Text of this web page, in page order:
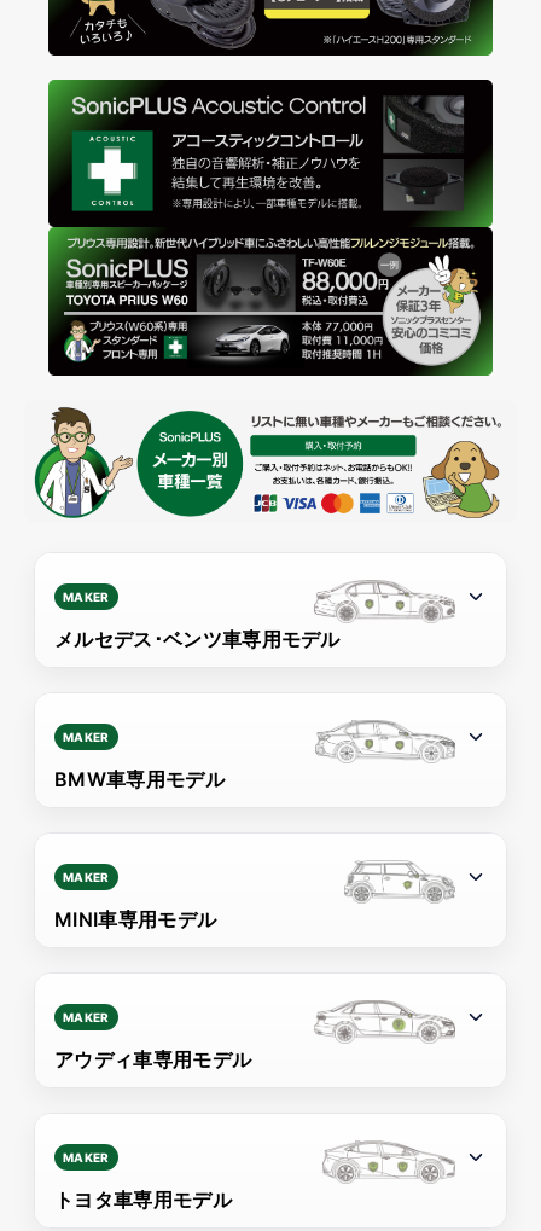
MAKER
メルセデス･ベンツ車専用モデル
MAKER
BMW車専用モデル
MAKER
MINI車専用モデル
MAKER
アウディ車専用モデル
MAKER
トヨタ車専用モデル